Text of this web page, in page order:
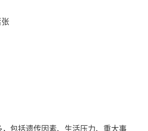
张
包括遗传因素、生活压力、重大事